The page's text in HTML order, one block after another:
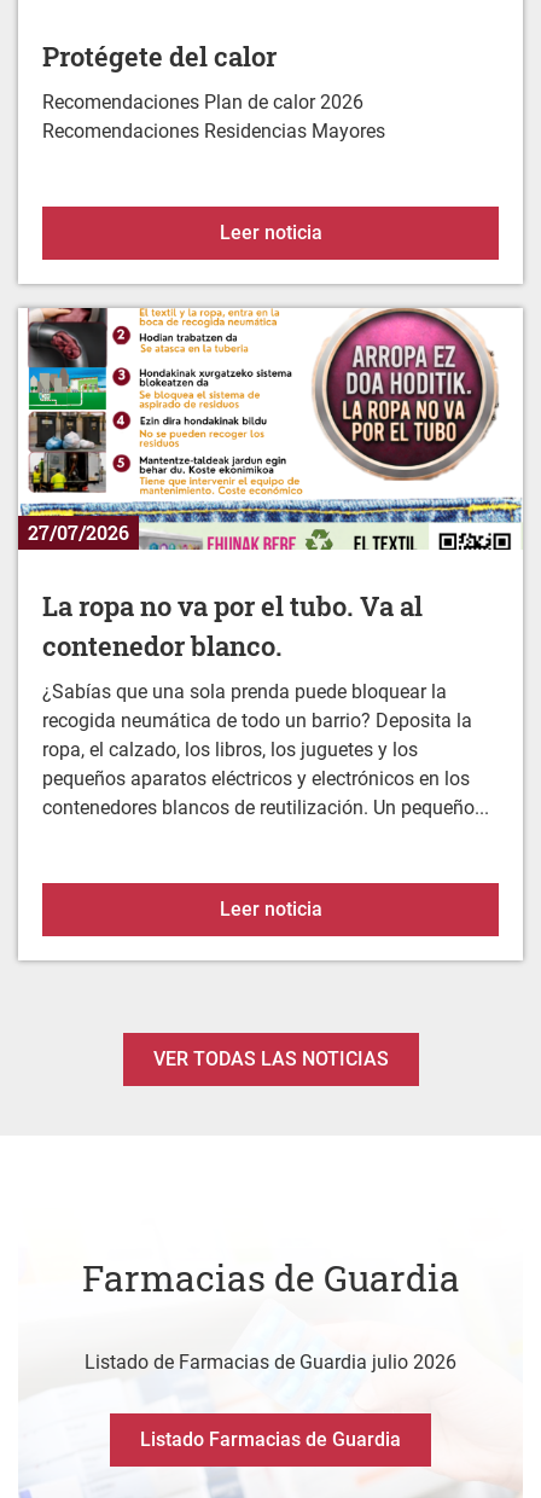
Protégete del calor
Recomendaciones Plan de calor 2026
Recomendaciones Residencias Mayores
Leer noticiaProtégete del calor
27/07/2026
La ropa no va por el tubo. Va al
contenedor blanco.
¿Sabías que una sola prenda puede bloquear la
recogida neumática de todo un barrio? Deposita la
ropa, el calzado, los libros, los juguetes y los
pequeños aparatos eléctricos y electrónicos en los
contenedores blancos de reutilización. Un pequeño...
Leer noticiaLa ropa no va por el
VER TODAS LAS NOTICIAS
Farmacias de Guardia
Listado de Farmacias de Guardia julio 2026
Listado Farmacias de Guardia